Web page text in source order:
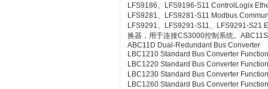
LFS9186、LFS9196-S11 ControlLogix
LFS9281、LFS9281-S11 Modbus
LFS9291、LFS9291-S11、LFS9291-S21
换器，用于连接CS3000控制系统。
ABC11D Dual-Redundant Bus Converter
LBC1210 Standard Bus Converter
LBC1220 Standard Bus Converter
LBC1230 Standard Bus Converter
LBC1260 Standard Bus Converter